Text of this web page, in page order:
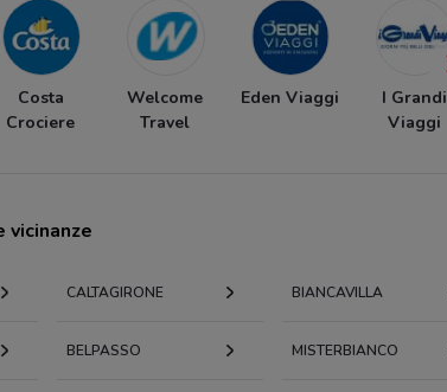
Costa
Crociere
Welcome
Travel
Eden Viaggi
I Grandi
Viaggi
CALTAGIRONE BIANCAVILLA
BELPASSO MISTERBIANCO